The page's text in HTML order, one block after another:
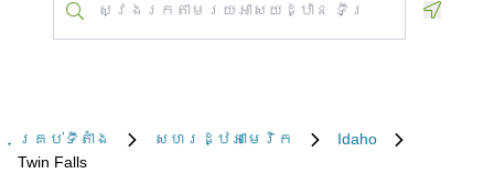
គ្រប់​ទីតាំង សហរដ្ឋអាមេរិក
Idaho
Twin Falls